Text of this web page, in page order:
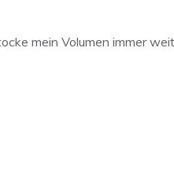
mein Volumen immer